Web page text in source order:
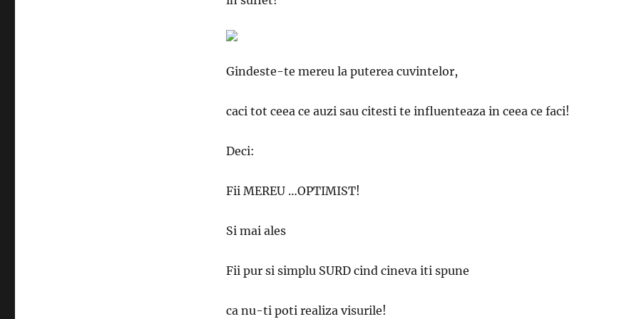
Gindeste-te mereu la puterea cuvintelor,
caci tot ceea ce auzi sau citesti te influenteaza in ceea ce faci!
Deci:
Fii MEREU …OPTIMIST!
Si mai ales
Fii pur si simplu SURD cind cineva iti spune
ca nu-ti poti realiza visurile!